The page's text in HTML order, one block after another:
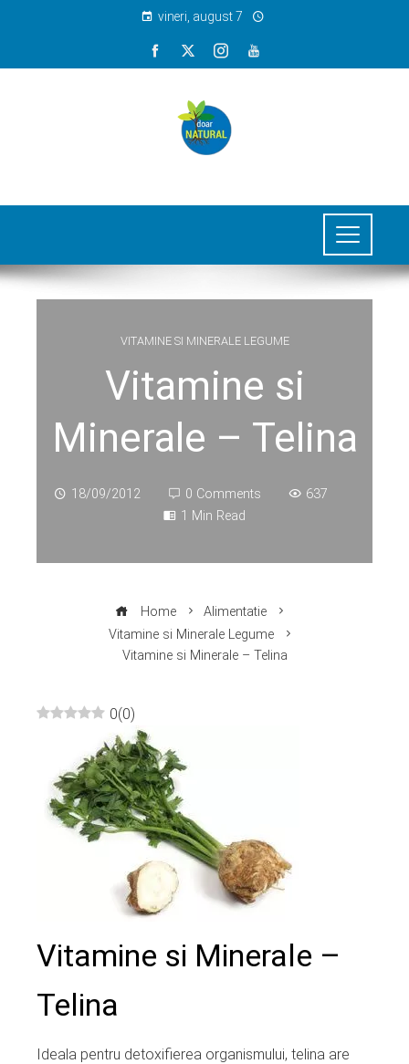
vineri, august 7
VITAMINE SI MINERALE LEGUME
Vitamine si
Minerale – Telina
18/09/2012 0 Comments
637
1 Min Read
Home
Alimentatie
Vitamine si Minerale Legume
Vitamine si Minerale – Telina
0(0)
Vitamine si Minerale –
Telina
Ideala pentru detoxifierea organismului, telina are